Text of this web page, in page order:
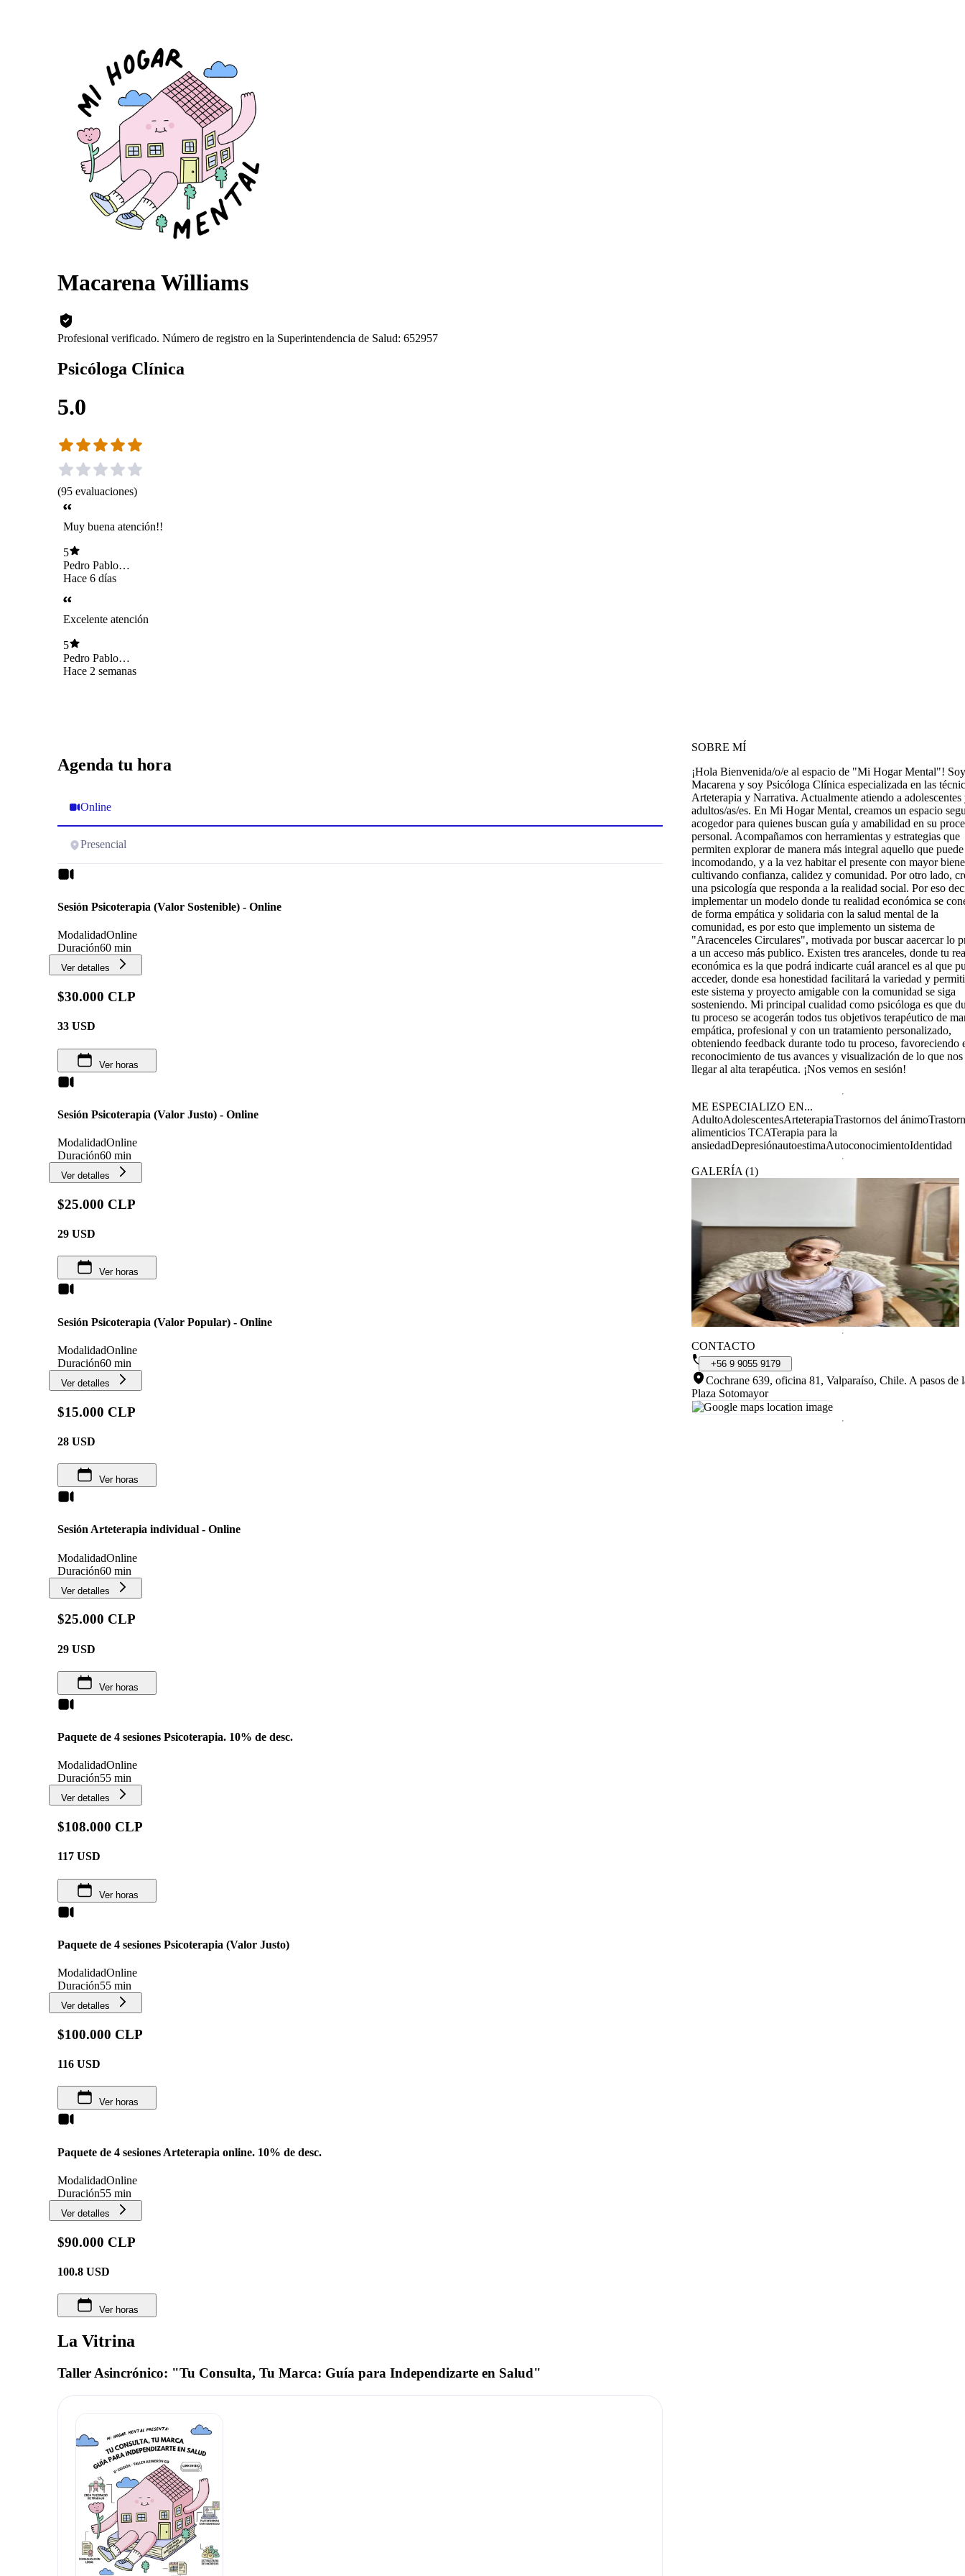
Macarena Williams
Profesional verificado. Número de registro en la Superintendencia de Salud: 652957
Psicóloga Clínica
5.0
(95 evaluaciones)
Muy buena atención!!
5
Pedro Pablo
Narbona Carvallo
Hace 6 días
Excelente atención
5
Pedro Pablo
Narbona Carvallo
Hace 2 semanas
Agenda tu hora
Online
Presencial
Sesión Psicoterapia (Valor Sostenible) - Online
ModalidadOnline
Duración60 min
Ver detalles
$30.000 CLP
33 USD
Ver horas
Sesión Psicoterapia (Valor Justo) - Online
ModalidadOnline
Duración60 min
Ver detalles
$25.000 CLP
29 USD
Ver horas
Sesión Psicoterapia (Valor Popular) - Online
ModalidadOnline
Duración60 min
Ver detalles
$15.000 CLP
28 USD
Ver horas
Sesión Arteterapia individual - Online
ModalidadOnline
Duración60 min
Ver detalles
$25.000 CLP
29 USD
Ver horas
Paquete de 4 sesiones Psicoterapia. 10% de desc.
ModalidadOnline
Duración55 min
Ver detalles
$108.000 CLP
117 USD
Ver horas
Paquete de 4 sesiones Psicoterapia (Valor Justo)
ModalidadOnline
Duración55 min
Ver detalles
$100.000 CLP
116 USD
Ver horas
Paquete de 4 sesiones Arteterapia online. 10% de desc.
ModalidadOnline
Duración55 min
Ver detalles
$90.000 CLP
100.8 USD
Ver horas
La Vitrina
Taller Asincrónico: "Tu Consulta, Tu Marca: Guía para Independizarte en Salud"
SOBRE MÍ
¡Hola Bienvenida/o/e al espacio de "Mi Hogar Mental"! Soy
Macarena y soy Psicóloga Clínica especializada en las
Arteterapia y Narrativa. Actualmente atiendo a adolescentes
adultos/as/es. En Mi Hogar Mental, creamos un espacio
acogedor para quienes buscan guía y amabilidad en su
personal. Acompañamos con herramientas y estrategias que
permiten explorar de manera más integral aquello que puede
incomodando, y a la vez habitar el presente con mayor
cultivando confianza, calidez y comunidad. Por otro lado,
una psicología que responda a la realidad social. Por eso
implementar un modelo donde tu realidad económica se
de forma empática y solidaria con la salud mental de la
comunidad, es por esto que implemento un sistema de
"Aracenceles Circulares", motivada por buscar aacercar lo
a un acceso más publico. Existen tres aranceles, donde tu
económica es la que podrá indicarte cuál arancel es al que
acceder, donde esa honestidad facilitará la variedad y
este sistema y proyecto amigable con la comunidad se siga
sosteniendo. Mi principal cualidad como psicóloga es que
tu proceso se acogerán todos tus objetivos terapéutico de
empática, profesional y con un tratamiento personalizado,
obteniendo feedback durante todo tu proceso, favoreciendo
reconocimiento de tus avances y visualización de lo que nos
llegar al alta terapéutica. ¡Nos vemos en sesión!
ME ESPECIALIZO EN...
AdultoAdolescentesArteterapiaTrastornos del ánimo
alimenticios TCATerapia para la
ansiedadDepresiónautoestimaAutoconocimientoIdentidad
GALERÍA (1)
CONTACTO
+56 9 9055 9179
Cochrane 639, oficina 81, Valparaíso, Chile. A pasos de
Plaza Sotomayor